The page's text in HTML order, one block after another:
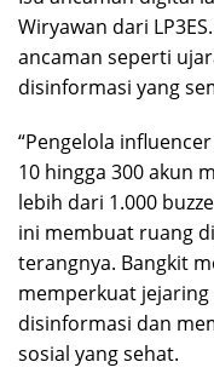
Wiryawan dari
ancaman seperti
disinformasi yang
“Pengelola
10 hingga 300 akun
lebih dari 1.000
ini membuat ruang
terangnya. Bangkit
memperkuat jejaring
disinformasi dan
sosial yang sehat.